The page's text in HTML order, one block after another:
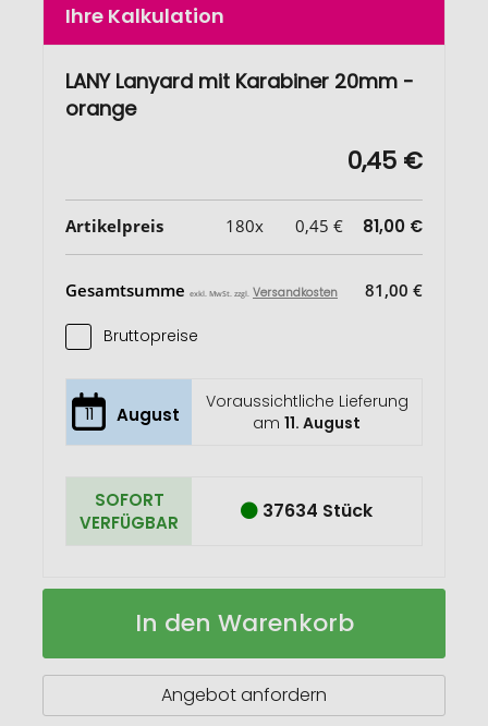
Ihre Kalkulation
LANY Lanyard mit Karabiner 20mm -
orange
0,45 €
Artikelpreis 180x 0,45 € 81,00 €
Gesamtsumme exkl. MwSt. zzgl. Versandkosten 81,00 €
Bruttopreise
11 August
Voraussichtliche Lieferung
am11. August
SOFORT
VERFÜGBAR
37634 Stück
LANY
Karabiner
Auf
In den Warenkorb
Angebot anfordern